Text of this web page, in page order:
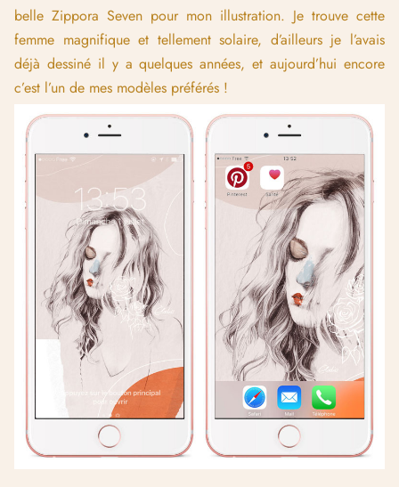
belle Zippora Seven pour mon illustration. Je trouve cette
femme magnifique et tellement solaire, d’ailleurs je l’avais
déjà dessiné il y a quelques années, et aujourd’hui encore
c’est l’un de mes modèles préférés !